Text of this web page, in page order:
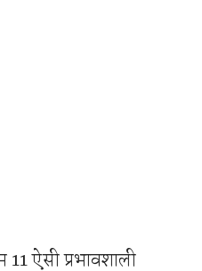
ऐसी प्रभावशाली